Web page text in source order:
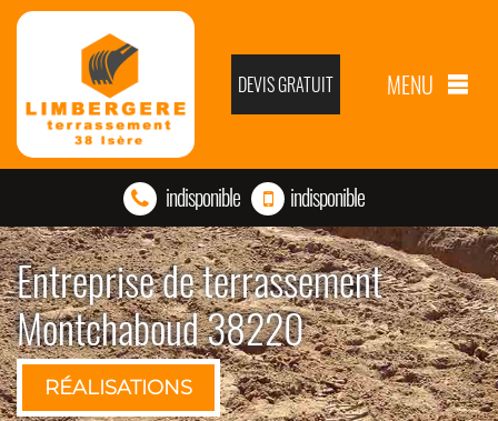
DEVIS GRATUIT MENU
indisponible indisponible
Entreprise de terrassement
Montchaboud 38220
RÉALISATIONS